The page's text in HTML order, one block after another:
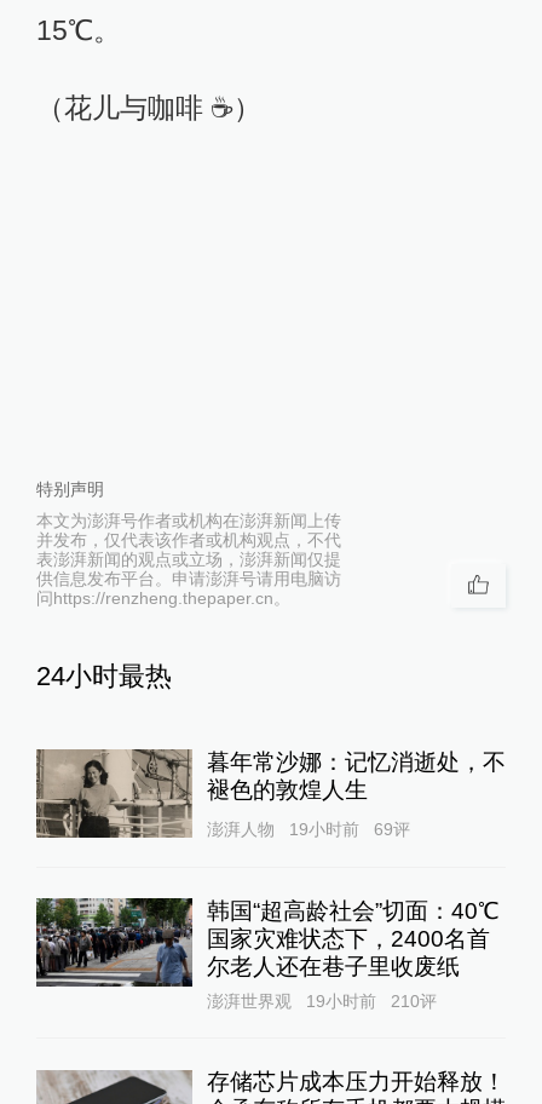
15℃。
（花儿与咖啡 ☕️）
特别声明
本文为澎湃号作者或机构在澎湃新闻上传
并发布，仅代表该作者或机构观点，不代
表澎湃新闻的观点或立场，澎湃新闻仅提
供信息发布平台。申请澎湃号请用电脑访
问https://renzheng.thepaper.cn。
24小时最热
暮年常沙娜：记忆消逝处，不
褪色的敦煌人生
澎湃人物 19小时前 69评
韩国“超高龄社会”切面：40℃
国家灾难状态下，2400名首
尔老人还在巷子里收废纸
澎湃世界观 19小时前 210评
存储芯片成本压力开始释放！